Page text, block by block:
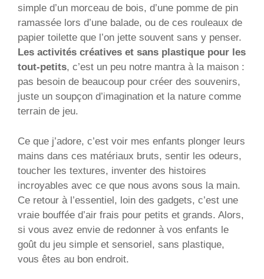
simple d’un morceau de bois, d’une pomme de pin
ramassée lors d’une balade, ou de ces rouleaux de
papier toilette que l’on jette souvent sans y penser.
Les activités créatives et sans plastique pour les
tout-petits, c’est un peu notre mantra à la maison :
pas besoin de beaucoup pour créer des souvenirs,
juste un soupçon d’imagination et la nature comme
terrain de jeu.
Ce que j’adore, c’est voir mes enfants plonger leurs
mains dans ces matériaux bruts, sentir les odeurs,
toucher les textures, inventer des histoires
incroyables avec ce que nous avons sous la main.
Ce retour à l’essentiel, loin des gadgets, c’est une
vraie bouffée d’air frais pour petits et grands. Alors,
si vous avez envie de redonner à vos enfants le
goût du jeu simple et sensoriel, sans plastique,
vous êtes au bon endroit.